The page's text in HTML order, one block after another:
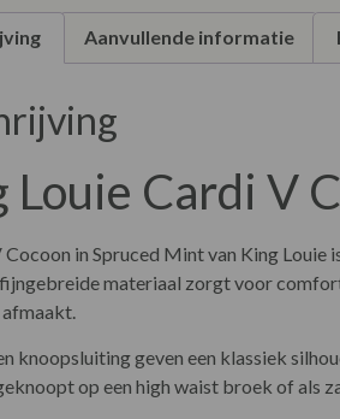
Aanvullende informatie
Louie Cardi V
Cocoon in Spruced Mint van King Louie
materiaal zorgt voor
knoopsluiting geven een klassiek
op een high waist broek of als